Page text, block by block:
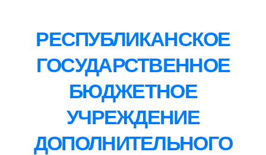
РЕСПУБЛИКАНСКОЕ
ГОСУДАРСТВЕННОЕ
БЮДЖЕТНОЕ
УЧРЕЖДЕНИЕ
ДОПОЛНИТЕЛЬНОГО